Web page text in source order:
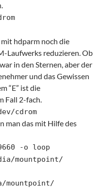
hdparm noch die
Laufwerks reduzieren. Ob
in den Sternen, aber der
und das Gewissen
“E” ist die
Fall 2-fach.
cdrom
man das mit Hilfe des
-o loop
mountpoint/
mountpoint/